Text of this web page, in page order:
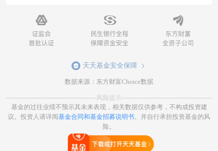
天天基金安全保障
数据来源：东方财富Choice数据
风险提示
基金的过往业绩不预示其未来表现，相关数据仅供参考，不构成投资建
议。投资人请详阅基金合同和基金招募说明书。并自行承担投资基金的风
险。
打开天天基金